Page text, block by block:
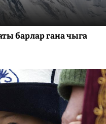
барлар гана чыга